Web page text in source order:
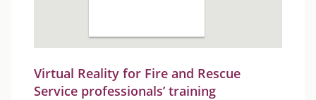
Virtual Reality for Fire and Rescue
Service professionals’ training